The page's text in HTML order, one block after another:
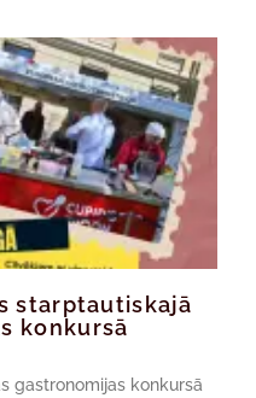
starptautiskajā
konkursā
gastronomijas konkursā